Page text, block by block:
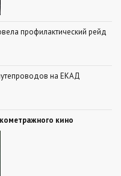
профилактический рейд
на ЕКАД
кино